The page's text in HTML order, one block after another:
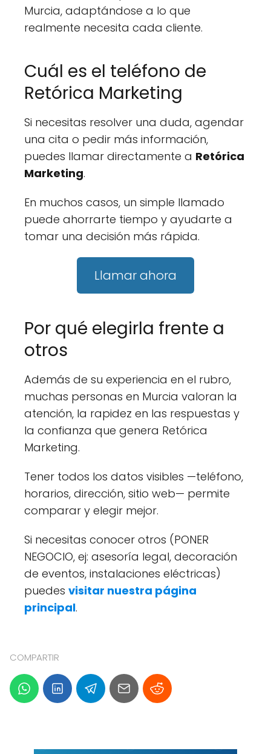
Murcia, adaptándose a lo que
realmente necesita cada cliente.
Cuál es el teléfono de
Retórica Marketing
Si necesitas resolver una duda, agendar
una cita o pedir más información,
puedes llamar directamente a Retórica
Marketing.
En muchos casos, un simple llamado
puede ahorrarte tiempo y ayudarte a
tomar una decisión más rápida.
Llamar ahora
Por qué elegirla frente a
otros
Además de su experiencia en el rubro,
muchas personas en Murcia valoran la
atención, la rapidez en las respuestas y
la confianza que genera Retórica
Marketing.
Tener todos los datos visibles —teléfono,
horarios, dirección, sitio web— permite
comparar y elegir mejor.
Si necesitas conocer otros (PONER
NEGOCIO, ej: asesoría legal, decoración
de eventos, instalaciones eléctricas)
puedes visitar nuestra página
principal.
COMPARTIR